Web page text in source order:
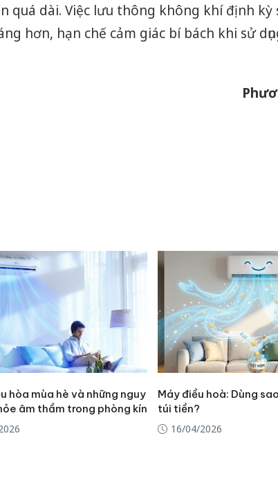
quá dài. Việc lưu thông không khí định kỳ
hơn, hạn chế cảm giác bí bách khi sử
hòa mùa hè và những nguy
âm thầm trong phòng kín
Máy điều hoà: Dùng
túi tiền?
16/04/2026